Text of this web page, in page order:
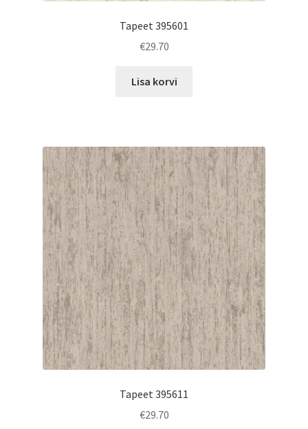
Tapeet 395601
€29.70
Lisa korvi
Tapeet 395611
€29.70